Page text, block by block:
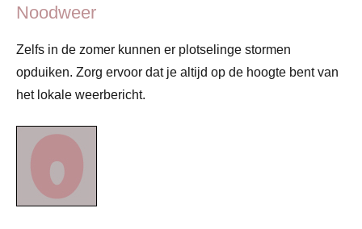
Noodweer
Zelfs in de zomer kunnen er plotselinge stormen
opduiken. Zorg ervoor dat je altijd op de hoogte bent van
het lokale weerbericht.